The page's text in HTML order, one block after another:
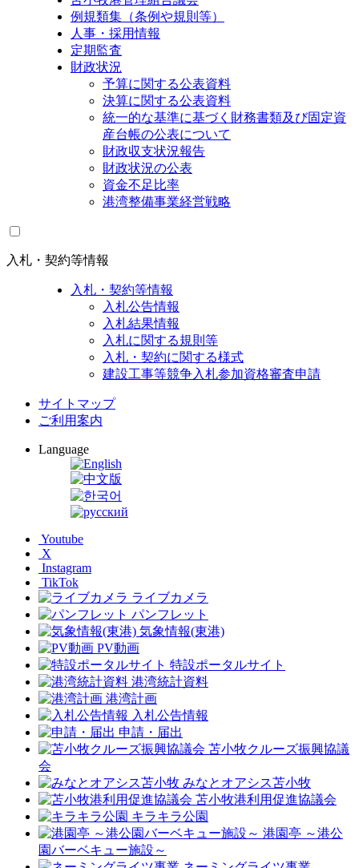
例規類集（条例や規則等）
人事・採用情報
定期監査
財政状況
予算に関する公表資料
決算に関する公表資料
統一的な基準に基づく財務書類及び固定資
産台帳の公表について
財政収支状況報告
財政状況の公表
資金不足比率
港湾整備事業経営戦略
入札・契約等情報
入札・契約等情報
入札公告情報
入札結果情報
入札に関する規則等
入札・契約に関する様式
建設工事等競争入札参加資格審査申請
サイトマップ
ご利用案内
Language
Youtube
X
Instagram
TikTok
ライブカメラ
パンフレット
気象情報(東港)
PV動画
特設ポータルサイト
港湾統計資料
港湾計画
入札公告情報
申請・届出
苫小牧クルーズ振興協議
会
みなとオアシス苫小牧
苫小牧港利用促進協議会
キラキラ公園
港園亭 ～港公
園バーベキュー施設～